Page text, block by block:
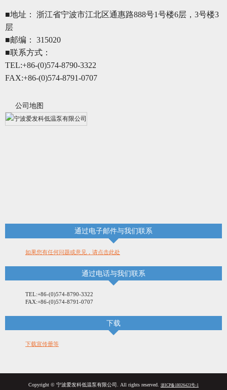
■地址： 浙江省宁波市江北区通惠路888号1号楼6层，3号楼3
层
■邮编： 315020
■联系方式：
TEL:+86-(0)574-8790-3322
FAX:+86-(0)574-8791-0707
公司地图
通过电子邮件与我们联系
如果您有任何问题或意见，请点击此处
通过电话与我们联系
TEL:+86-(0)574-8790-3322
FAX:+86-(0)574-8791-0707
下载
下载宣传册等
Copyright © 宁波爱发科低温泵有限公司. All rights reserved. 浙ICP备18026423号-1